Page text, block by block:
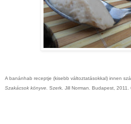
A banánhab receptje (kisebb változtatásokkal) innen
Szakácsok könyve. Szerk. Jill Norman. Budapest,